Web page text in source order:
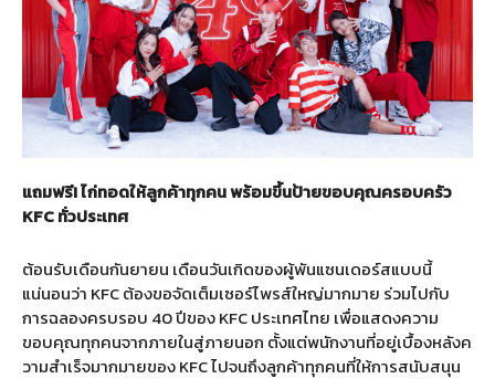
แถมฟรี! ไก่ทอดให้ลูกค้าทุกคน พร้อมขึ้นป้ายขอบคุณครอบครัว
KFC ทั่วประเทศ
ต้อนรับเดือนกันยายน เดือนวันเกิดของผู้พันแซนเดอร์สแบบนี้
แน่นอนว่า KFC ต้องขอจัดเต็มเซอร์ไพรส์ใหญ่มากมาย ร่วมไปกับ
การฉลองครบรอบ 40 ปีของ KFC ประเทศไทย เพื่อแสดงความ
ขอบคุณทุกคนจากภายในสู่ภายนอก ตั้งแต่พนักงานที่อยู่เบื้องหลังค
วามสำเร็จมากมายของ KFC ไปจนถึงลูกค้าทุกคนที่ให้การสนับสนุน